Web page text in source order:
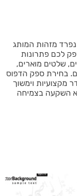
מזהות המותג
לכם פתרונות
שלטים מוארים,
בחירת ספק הדפוס
מקצועיות וימשוך
השקעה בצמיחה